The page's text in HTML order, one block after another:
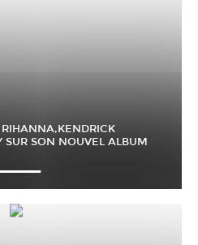
SUR SON NOUVEL ALBUM